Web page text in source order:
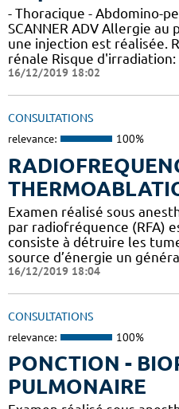
- Thoracique - Abdomino-
SCANNER ADV Allergie
une injection est réalisée.
rénale Risque d'irradiation:
16/12/2019 18:02
CONSULTATIONS
relevance: 100%
Examen réalisé sous
par radiofréquence (RFA)
consiste à détruire les
source d’énergie un
16/12/2019 18:04
CONSULTATIONS
relevance: 100%
PONCTION -
PULMONAIRE